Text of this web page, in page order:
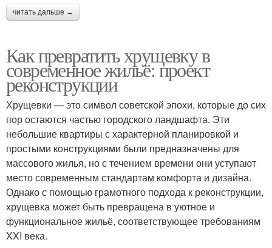
читать дальше →
Как превратить хрущевку в
современное жильё: проект
реконструкции
Хрущевки — это символ советской эпохи, которые до сих
пор остаются частью городского ландшафта. Эти
небольшие квартиры с характерной планировкой и
простыми конструкциями были предназначены для
массового жилья, но с течением времени они уступают
место современным стандартам комфорта и дизайна.
Однако с помощью грамотного подхода к реконструкции,
хрущевка может быть превращена в уютное и
функциональное жильё, соответствующее требованиям
XXI века.